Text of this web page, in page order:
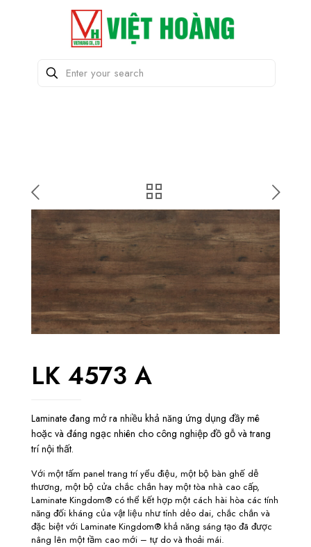
LK 4573 A
Laminate đang mở ra nhiều khả năng ứng dụng đầy mê
hoặc và đáng ngạc nhiên cho công nghiệp đồ gỗ và trang
trí nội thất.
Với một tấm panel trang trí yểu điệu, một bộ bàn ghế dễ
thương, một bộ cửa chắc chắn hay một tòa nhà cao cấp,
Laminate Kingdom® có thể kết hợp một cách hài hòa các tính
năng đối kháng của vật liệu như tính dẻo dai, chắc chắn và
đặc biệt với Laminate Kingdom® khả năng sáng tạo đã được
nâng lên một tầm cao mới – tự do và thoải mái.